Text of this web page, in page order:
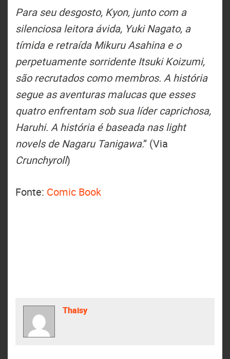
Para seu desgosto, Kyon, junto com a
silenciosa leitora ávida, Yuki Nagato, a
tímida e retraída Mikuru Asahina e o
perpetuamente sorridente Itsuki Koizumi,
são recrutados como membros. A história
segue as aventuras malucas que esses
quatro enfrentam sob sua líder caprichosa,
Haruhi. A história é baseada nas light
novels de Nagaru Tanigawa.” (Via
Crunchyroll)
Fonte: Comic Book
Thaisy